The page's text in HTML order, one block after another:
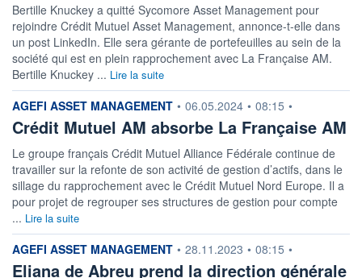
Bertille Knuckey a quitté Sycomore Asset Management pour
rejoindre Crédit Mutuel Asset Management, annonce-t-elle dans
un post LinkedIn. Elle sera gérante de portefeuilles au sein de la
société qui est en plein rapprochement avec La Française AM.
Bertille Knuckey ... Lire la suite
information fournie par
AGEFI ASSET MANAGEMENT • 06.05.2024 • 08:15 •
Crédit Mutuel AM absorbe La Française AM
Le groupe français Crédit Mutuel Alliance Fédérale continue de
travailler sur la refonte de son activité de gestion d’actifs, dans le
sillage du rapprochement avec le Crédit Mutuel Nord Europe. Il a
pour projet de regrouper ses structures de gestion pour compte
... Lire la suite
information fournie par
AGEFI ASSET MANAGEMENT • 28.11.2023 • 08:15 •
Eliana de Abreu prend la direction générale